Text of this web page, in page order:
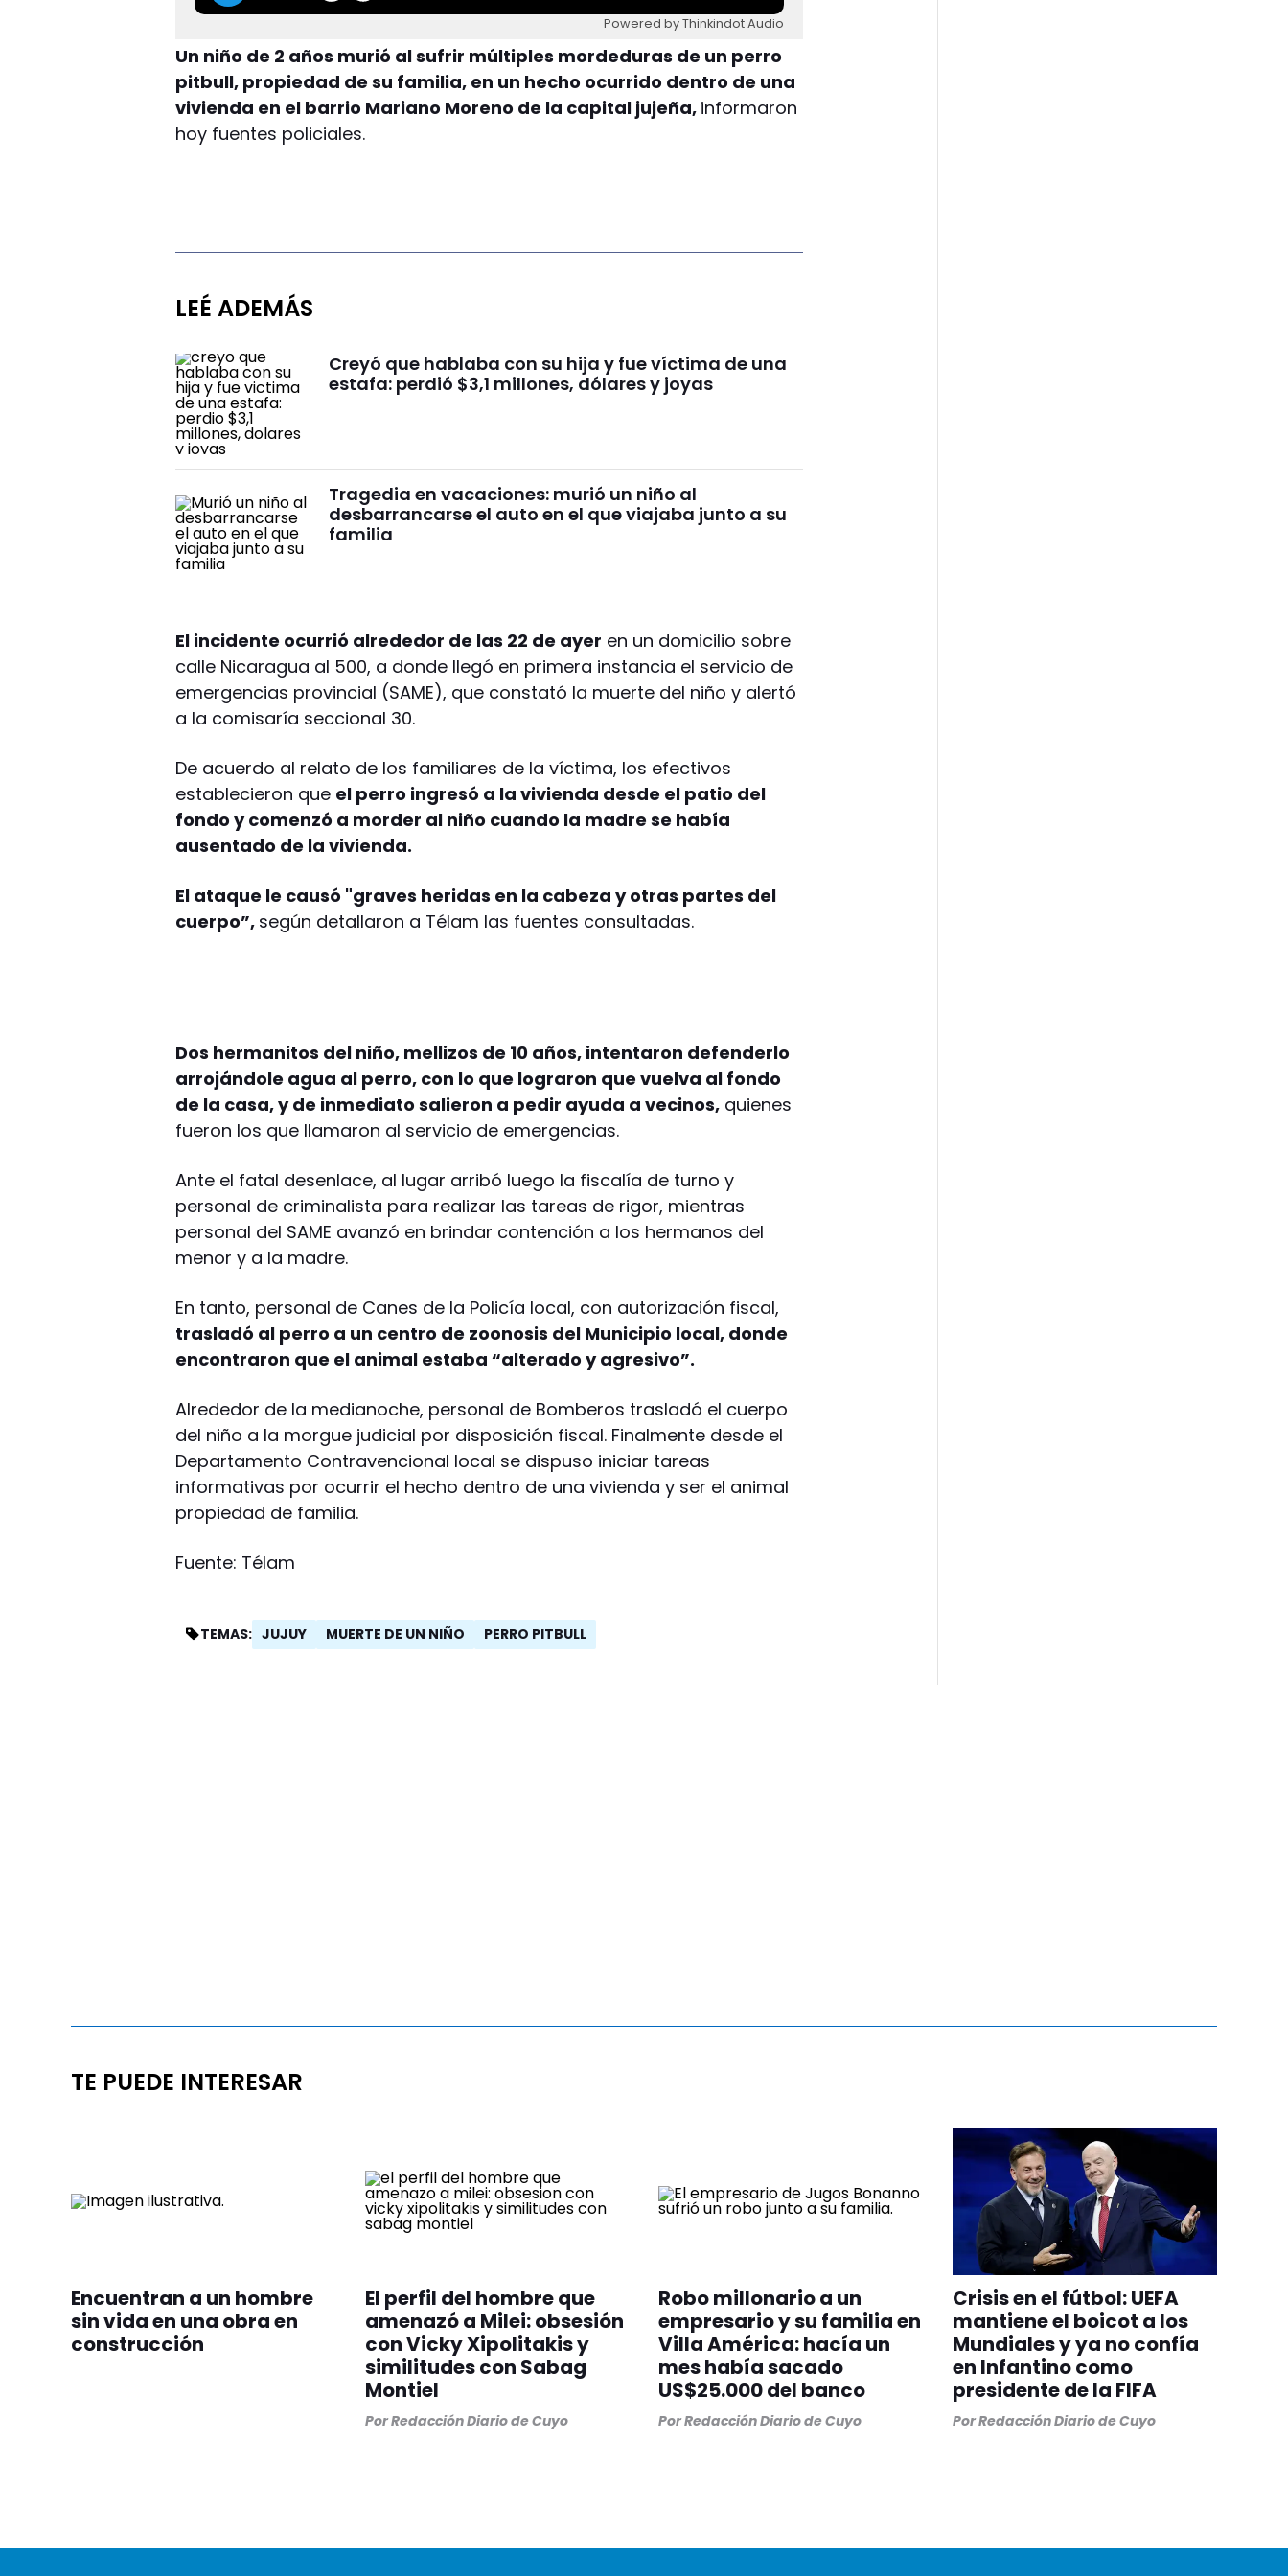
Powered by Thinkindot Audio
Un niño de 2 años murió al sufrir múltiples mordeduras de un perro
pitbull, propiedad de su familia, en un hecho ocurrido dentro de una
vivienda en el barrio Mariano Moreno de la capital jujeña, informaron
hoy fuentes policiales.
LEÉ ADEMÁS
Creyó que hablaba con su hija y fue víctima de una
estafa: perdió $3,1 millones, dólares y joyas
Tragedia en vacaciones: murió un niño al
desbarrancarse el auto en el que viajaba junto a su
familia
El incidente ocurrió alrededor de las 22 de ayer en un domicilio sobre
calle Nicaragua al 500, a donde llegó en primera instancia el servicio de
emergencias provincial (SAME), que constató la muerte del niño y alertó
a la comisaría seccional 30.
De acuerdo al relato de los familiares de la víctima, los efectivos
establecieron que el perro ingresó a la vivienda desde el patio del
fondo y comenzó a morder al niño cuando la madre se había
ausentado de la vivienda.
El ataque le causó "graves heridas en la cabeza y otras partes del
cuerpo”, según detallaron a Télam las fuentes consultadas.
Dos hermanitos del niño, mellizos de 10 años, intentaron defenderlo
arrojándole agua al perro, con lo que lograron que vuelva al fondo
de la casa, y de inmediato salieron a pedir ayuda a vecinos, quienes
fueron los que llamaron al servicio de emergencias.
Ante el fatal desenlace, al lugar arribó luego la fiscalía de turno y
personal de criminalista para realizar las tareas de rigor, mientras
personal del SAME avanzó en brindar contención a los hermanos del
menor y a la madre.
En tanto, personal de Canes de la Policía local, con autorización fiscal,
trasladó al perro a un centro de zoonosis del Municipio local, donde
encontraron que el animal estaba “alterado y agresivo”.
Alrededor de la medianoche, personal de Bomberos trasladó el cuerpo
del niño a la morgue judicial por disposición fiscal. Finalmente desde el
Departamento Contravencional local se dispuso iniciar tareas
informativas por ocurrir el hecho dentro de una vivienda y ser el animal
propiedad de familia.
Fuente: Télam
TEMAS: JUJUY MUERTE DE UN NIÑO PERRO PITBULL
TE PUEDE INTERESAR
Encuentran a un hombre
sin vida en una obra en
construcción
El perfil del hombre que
amenazó a Milei: obsesión
con Vicky Xipolitakis y
similitudes con Sabag
Montiel
PorRedacción Diario de Cuyo
Robo millonario a un
empresario y su familia en
Villa América: hacía un
mes había sacado
US$25.000 del banco
PorRedacción Diario de Cuyo
Crisis en el fútbol: UEFA
mantiene el boicot a los
Mundiales y ya no confía
en Infantino como
presidente de la FIFA
PorRedacción Diario de Cuyo